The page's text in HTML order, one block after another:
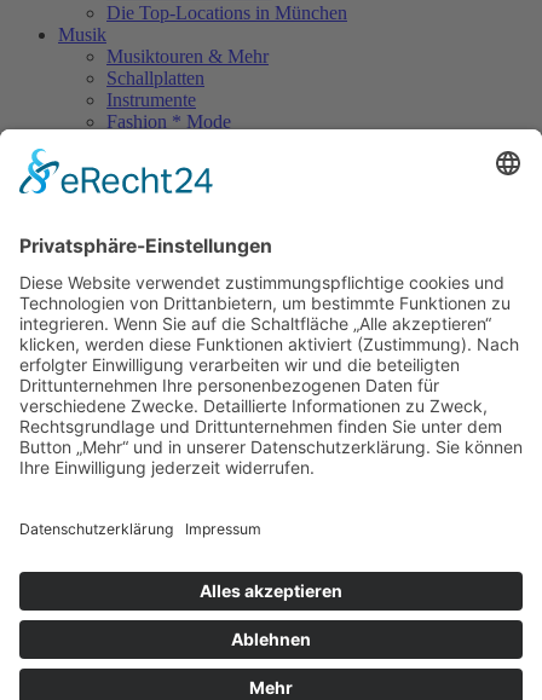
Die Top-Locations in München
Musik
Musiktouren & Mehr
Schallplatten
Instrumente
Fashion * Mode
Rock Memories II
Stones Day München
Unerhört
The Lost 80s Tapes
Über uns
Kontakt
Neueste Beiträge
Bewerbt euch für „Hard Rock Rising“!
Act des Monats: MondWild
Münchner Open Air Sommer: Konzerte in der Residenz
Kulturfestival Gräfelfing – 4 Tage Musik & Gemeinschaft
News
Kontakt